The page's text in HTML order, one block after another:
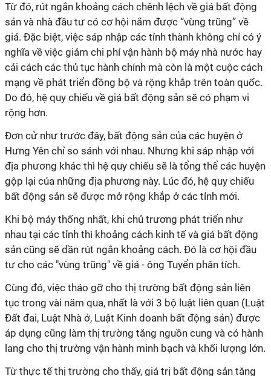
Từ đó, rút ngắn khoảng cách chênh lệch về giá bất động
sản và nhà đầu tư có cơ hội nắm được “vùng trũng” về
giá. Đặc biệt, việc sáp nhập các tỉnh thành không chỉ có ý
nghĩa về việc giảm chi phí vận hành bộ máy nhà nước hay
cải cách các thủ tục hành chính mà còn là một cuộc cách
mạng về phát triển đồng bộ và rộng khắp trên toàn quốc.
Do đó, hệ quy chiếu về giá bất động sản sẽ có phạm vi
rộng hơn.
Đơn cử như trước đây, bất động sản của các huyện ở
Hưng Yên chỉ so sánh với nhau. Nhưng khi sáp nhập với
địa phương khác thì hệ quy chiếu sẽ là tổng thể các huyện
gộp lại của những địa phương này. Lúc đó, hệ quy chiếu
bất động sản sẽ được mở rộng khắp ở các tỉnh mới.
Khi bộ máy thống nhất, khi chủ trương phát triển như
nhau tại các tỉnh thì khoảng cách kinh tế và giá bất động
sản cũng sẽ dần rút ngắn khoảng cách. Đó là cơ hội đầu
tư cho các "vùng trũng" về giá - ông Tuyển phân tích.
Cùng đó, việc tháo gỡ cho thị trường bất động sản liên
tục trong vài năm qua, nhất là với 3 bộ luật liên quan (Luật
Đất đai, Luật Nhà ở, Luật Kinh doanh bất động sản) được
áp dụng cũng làm thị trường tăng nguồn cung và có hành
lang cho thị trường vận hành minh bạch và khối lượng lớn.
Từ thực tế thị trường cho thấy, giá trị bất động sản tăng